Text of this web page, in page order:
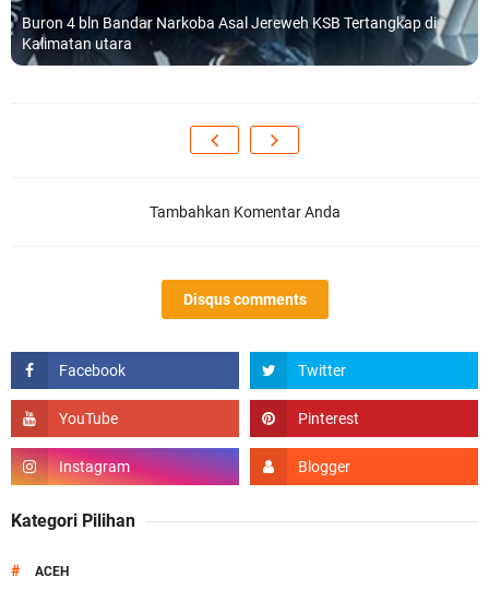
Buron 4 bln Bandar Narkoba Asal Jereweh KSB Tertangkap di
Kalimatan utara
Tambahkan Komentar Anda
Disqus comments
Kategori Pilihan
# ACEH